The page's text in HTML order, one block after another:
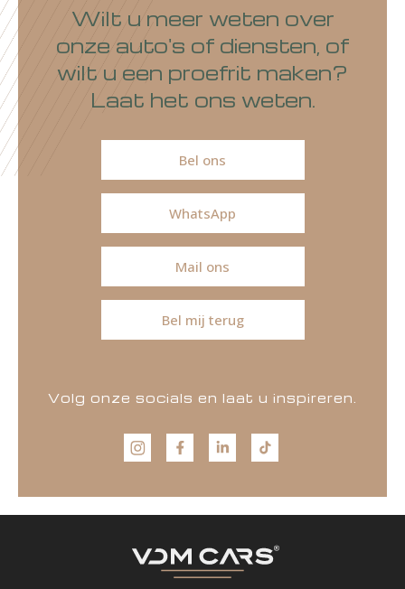
Wilt u meer weten over
onze auto's of diensten, of
wilt u een proefrit maken?
Laat het ons weten.
Bel ons
WhatsApp
Mail ons
Bel mij terug
Volg onze socials en laat u inspireren.